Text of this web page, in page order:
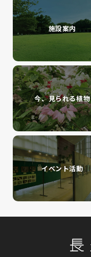
施設案内
今、見られる植物
イベント活動